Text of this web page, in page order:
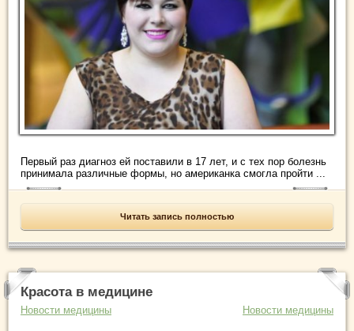
Первый раз диагноз ей поставили в 17 лет, и с тех пор болезнь
принимала различные формы, но американка смогла пройти ...
Читать запись полностью
Красота в медицине
Новости медицины Новости медицины